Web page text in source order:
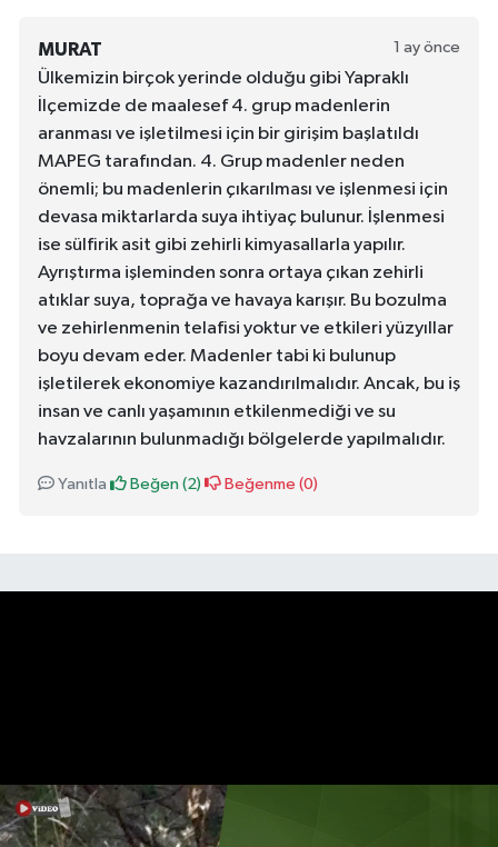
MURAT 1 ay önce
Ülkemizin birçok yerinde olduğu gibi Yapraklı
İlçemizde de maalesef 4. grup madenlerin
aranması ve işletilmesi için bir girişim başlatıldı
MAPEG tarafından. 4. Grup madenler neden
önemli; bu madenlerin çıkarılması ve işlenmesi için
devasa miktarlarda suya ihtiyaç bulunur. İşlenmesi
ise sülfirik asit gibi zehirli kimyasallarla yapılır.
Ayrıştırma işleminden sonra ortaya çıkan zehirli
atıklar suya, toprağa ve havaya karışır. Bu bozulma
ve zehirlenmenin telafisi yoktur ve etkileri yüzyıllar
boyu devam eder. Madenler tabi ki bulunup
işletilerek ekonomiye kazandırılmalıdır. Ancak, bu iş
insan ve canlı yaşamının etkilenmediği ve su
havzalarının bulunmadığı bölgelerde yapılmalıdır.
Yanıtla Beğen (2) Beğenme (0)